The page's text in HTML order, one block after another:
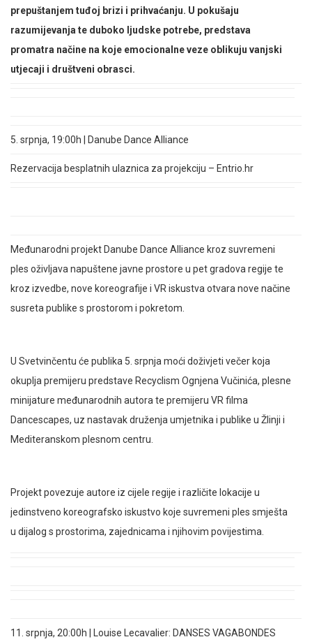
prepuštanjem tuđoj brizi i prihvaćanju. U pokušaju
razumijevanja te duboko ljudske potrebe, predstava
promatra načine na koje emocionalne veze oblikuju vanjski
utjecaji i društveni obrasci.
5. srpnja, 19:00h | Danube Dance Alliance
Rezervacija besplatnih ulaznica za projekciju – Entrio.hr
Međunarodni projekt Danube Dance Alliance kroz suvremeni
ples oživljava napuštene javne prostore u pet gradova regije te
kroz izvedbe, nove koreografije i VR iskustva otvara nove načine
susreta publike s prostorom i pokretom.
U Svetvinčentu će publika 5. srpnja moći doživjeti večer koja
okuplja premijeru predstave Recyclism Ognjena Vučinića, plesne
minijature međunarodnih autora te premijeru VR filma
Dancescapes, uz nastavak druženja umjetnika i publike u Žlinji i
Mediteranskom plesnom centru.
Projekt povezuje autore iz cijele regije i različite lokacije u
jedinstveno koreografsko iskustvo koje suvremeni ples smješta
u dijalog s prostorima, zajednicama i njihovim povijestima.
11 . srpnja, 20:00h | Louise Lecavalier: DANSES VAGABONDES